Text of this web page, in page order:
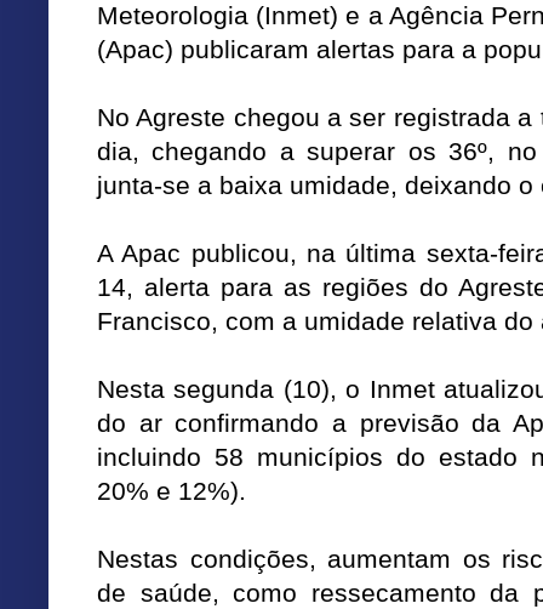
Meteorologia (Inmet) e a Agência
(Apac) publicaram alertas para a
No Agreste chegou a ser registrada
dia, chegando a superar os 36º,
junta-se a baixa umidade, deixando
A Apac publicou, na última sexta-
14, alerta para as regiões do
Francisco, com a umidade relativa
Nesta segunda (10), o Inmet
do ar confirmando a previsão da
incluindo 58 municípios do estado
20% e 12%).
Nestas condições, aumentam os
de saúde, como ressecamento da